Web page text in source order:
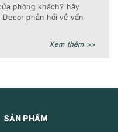
phòng khách? hãy
phản hồi về vấn
Xem thêm >>
PHẨM